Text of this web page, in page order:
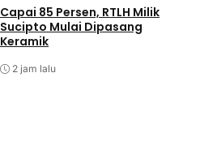
Capai 85 Persen, RTLH Milik
Sucipto Mulai Dipasang
Keramik
2 jam lalu